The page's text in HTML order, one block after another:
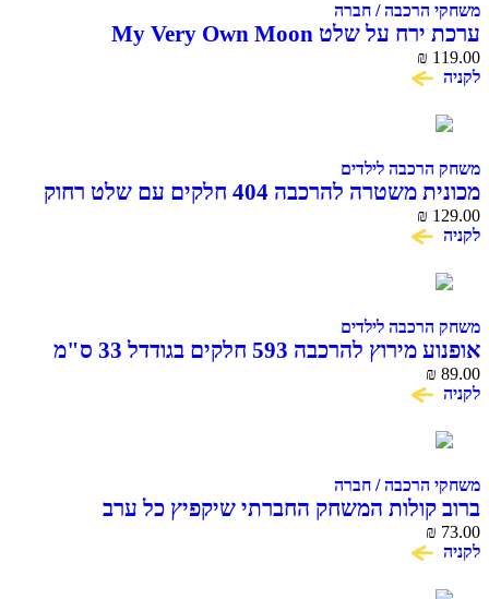
משחקי הרכבה / חברה
ערכת ירח על שלט My Very Own Moon
₪ 119.00
לקניה
משחק הרכבה לילדים
מכונית משטרה להרכבה 404 חלקים עם שלט רחוק
COME ALIVE BLOCK RC CAR
₪ 129.00
לקניה
משחק הרכבה לילדים
אופנוע מירוץ להרכבה 593 חלקים בגודדל 33 ס"מ
COME ALIVE
₪ 89.00
לקניה
משחקי הרכבה / חברה
ברוב קולות המשחק החברתי שיקפיץ כל ערב
₪ 73.00
לקניה